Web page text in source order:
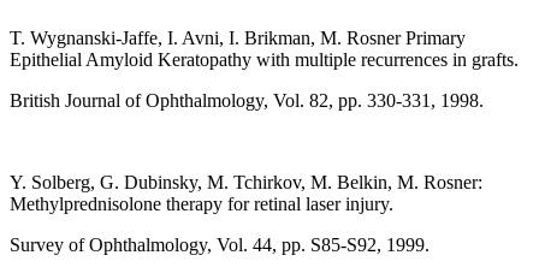
T. Wygnanski-Jaffe, I. Avni, I. Brikman, M. Rosner Primary
Epithelial Amyloid Keratopathy with multiple recurrences in grafts.
British Journal of Ophthalmology, Vol. 82, pp. 330-331, 1998.
Y. Solberg, G. Dubinsky, M. Tchirkov, M. Belkin, M. Rosner:
Methylprednisolone therapy for retinal laser injury.
Survey of Ophthalmology, Vol. 44, pp. S85-S92, 1999.